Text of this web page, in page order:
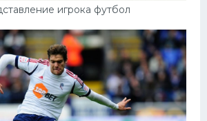
игрока футбол